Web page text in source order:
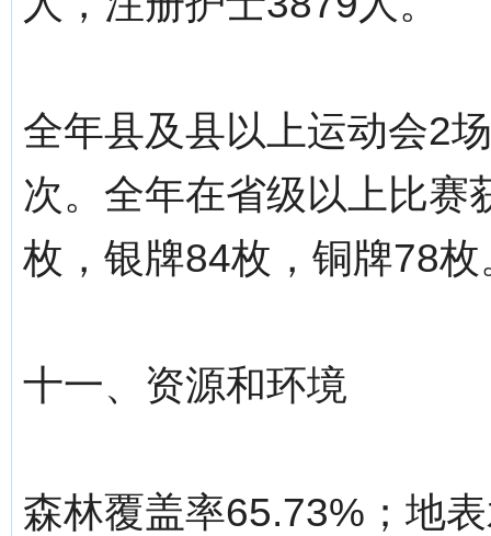
全年县及县以上运动会2
次。全年在省级以上比赛
枚，银牌84枚，铜牌78枚
十一、资源和环境
森林覆盖率65.73%；地